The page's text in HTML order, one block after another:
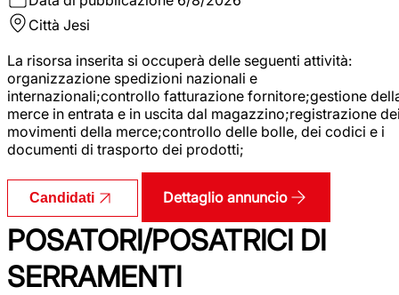
Città Jesi
La risorsa inserita si occuperà delle seguenti attività:
organizzazione spedizioni nazionali e
internazionali;controllo fatturazione fornitore;gestione
merce in entrata e in uscita dal magazzino;registrazione
movimenti della merce;controllo delle bolle, dei codici e i
documenti di trasporto dei prodotti;
Candidati Dettaglio annuncio
POSATORI/POSATRICI DI
SERRAMENTI